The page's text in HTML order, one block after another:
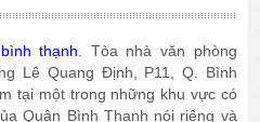
thạnh. Tòa nhà văn phòng
Lê Quang Định, P11, Q. Bình
tại một trong những khu vực có
Quận Bình Thạnh nói riêng và